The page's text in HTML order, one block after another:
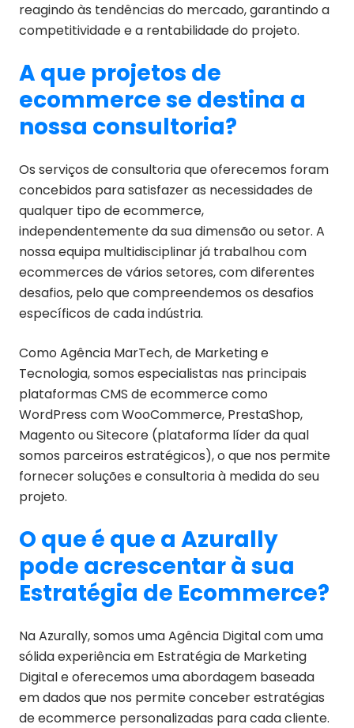
reagindo às tendências do mercado, garantindo a
competitividade e a rentabilidade do projeto.
A que projetos de
ecommerce se destina a
nossa consultoria?
Os serviços de consultoria que oferecemos foram
concebidos para satisfazer as necessidades de
qualquer tipo de ecommerce,
independentemente da sua dimensão ou setor. A
nossa equipa multidisciplinar já trabalhou com
ecommerces de vários setores, com diferentes
desafios, pelo que compreendemos os desafios
específicos de cada indústria.
Como Agência MarTech, de Marketing e
Tecnologia, somos especialistas nas principais
plataformas CMS de ecommerce como
WordPress com WooCommerce, PrestaShop,
Magento ou Sitecore (plataforma líder da qual
somos parceiros estratégicos), o que nos permite
fornecer soluções e consultoria à medida do seu
projeto.
O que é que a Azurally
pode acrescentar à sua
Estratégia de Ecommerce?
Na Azurally, somos uma Agência Digital com uma
sólida experiência em Estratégia de Marketing
Digital e oferecemos uma abordagem baseada
em dados que nos permite conceber estratégias
de ecommerce personalizadas para cada cliente.